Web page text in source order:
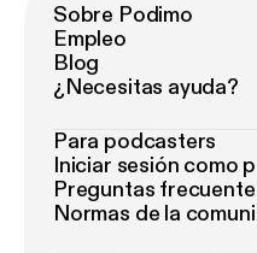
Sobre Podimo
Empleo
Blog
¿Necesitas ayuda?
Para podcasters
Iniciar sesión como
Preguntas
Normas de la